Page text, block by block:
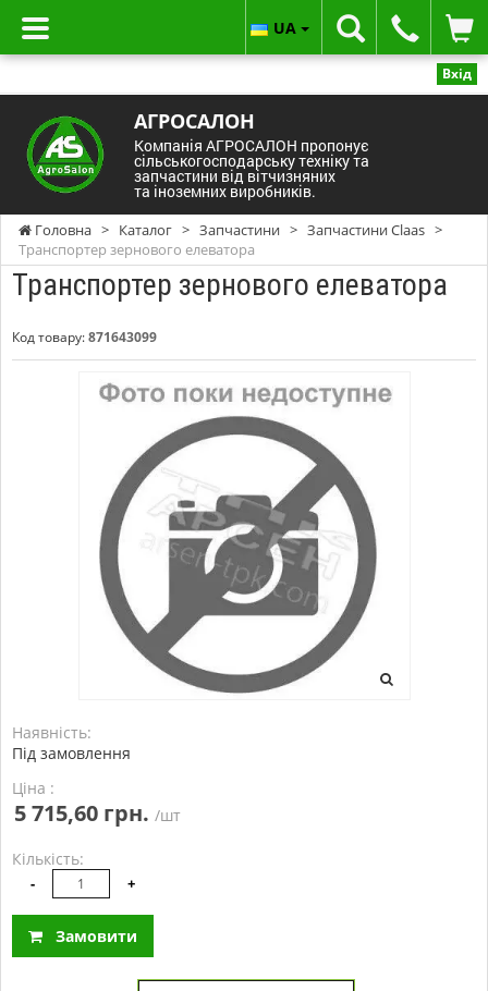
Вхід
АГРОСАЛОН
Компанія АГРОСАЛОН пропонує
сільськогосподарську техніку та
запчастини від вітчизняних
та іноземних виробників.
UA
Головна > Каталог > Запчастини > Запчастини Claas >
Транспортер зернового елеватора
Транспортер зернового елеватора
Код товару:871643099
Наявність:
Під замовлення
Ціна :
5 715,60 грн. /шт
Кількість:
- +
Замовити